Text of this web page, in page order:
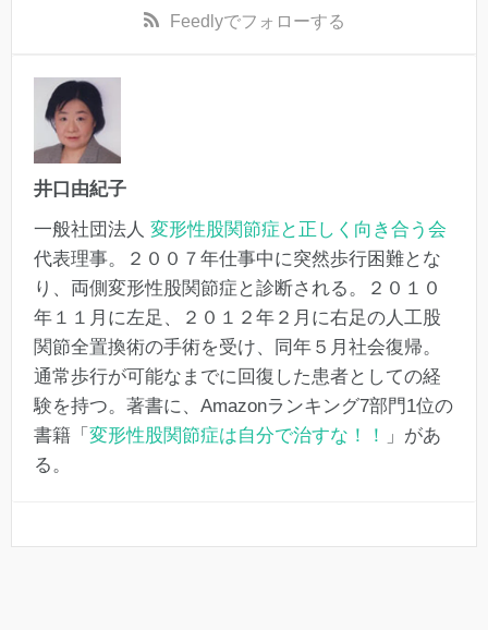
Feedlyでフォローする
井口由紀子
一般社団法人 変形性股関節症と正しく向き合う会
代表理事。２００７年仕事中に突然歩行困難とな
り、両側変形性股関節症と診断される。２０１０
年１１月に左足、２０１２年２月に右足の人工股
関節全置換術の手術を受け、同年５月社会復帰。
通常歩行が可能なまでに回復した患者としての経
験を持つ。著書に、Amazonランキング7部門1位の
書籍「 変形性股関節症は自分で治すな！！
」があ
る。